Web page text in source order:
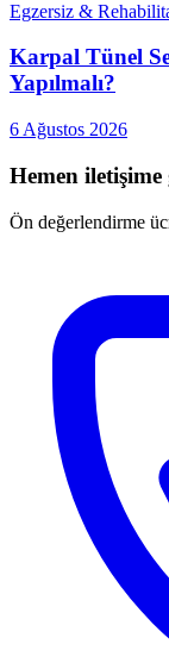
Egzersiz &
Karpal Tünel
Yapılmalı?
6 Ağustos 2026
Hemen iletişime
Ön değerlendirme